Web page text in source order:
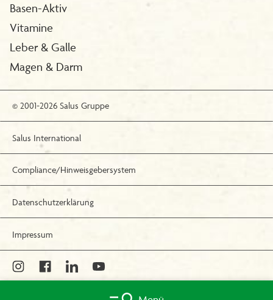
Basen-Aktiv
Vitamine
Leber & Galle
Magen & Darm
© 2001-2026 Salus Gruppe
Salus International
Compliance/Hinweisgebersystem
Datenschutzerklärung
Impressum